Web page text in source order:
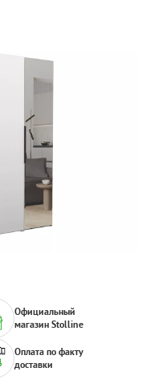
Официальный
магазин Stolline
Оплата по факту
доставки